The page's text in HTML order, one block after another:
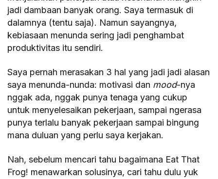
jadi dambaan banyak orang. Saya termasuk di
dalamnya (tentu saja). Namun sayangnya,
kebiasaan menunda sering jadi penghambat
produktivitas itu sendiri.
Saya pernah merasakan 3 hal yang jadi jadi alasan
saya menunda-nunda: motivasi dan mood-nya
nggak ada, nggak punya tenaga yang cukup
untuk menyelesaikan pekerjaan, sampai ngerasa
punya terlalu banyak pekerjaan sampai bingung
mana duluan yang perlu saya kerjakan.
Nah, sebelum mencari tahu bagaimana Eat That
Frog! menawarkan solusinya, cari tahu dulu yuk